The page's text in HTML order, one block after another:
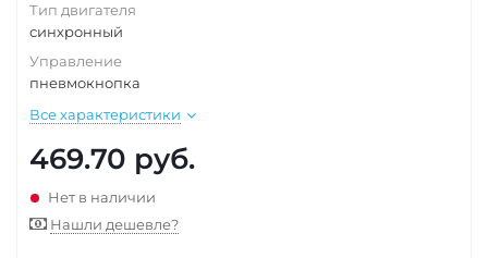
Тип двигателя
синхронный
Управление
пневмокнопка
Все характеристики
469.70 руб.
Нет в наличии
Нашли дешевле?